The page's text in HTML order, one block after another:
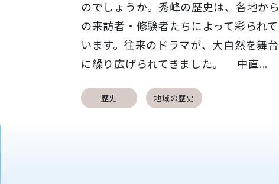
のでしょうか。秀峰の歴史は、各地から
の来訪者・修験者たちによって彩られて
います。往来のドラマが、大自然を舞台
に繰り広げられてきました。 中直...
歴史 地域の歴史